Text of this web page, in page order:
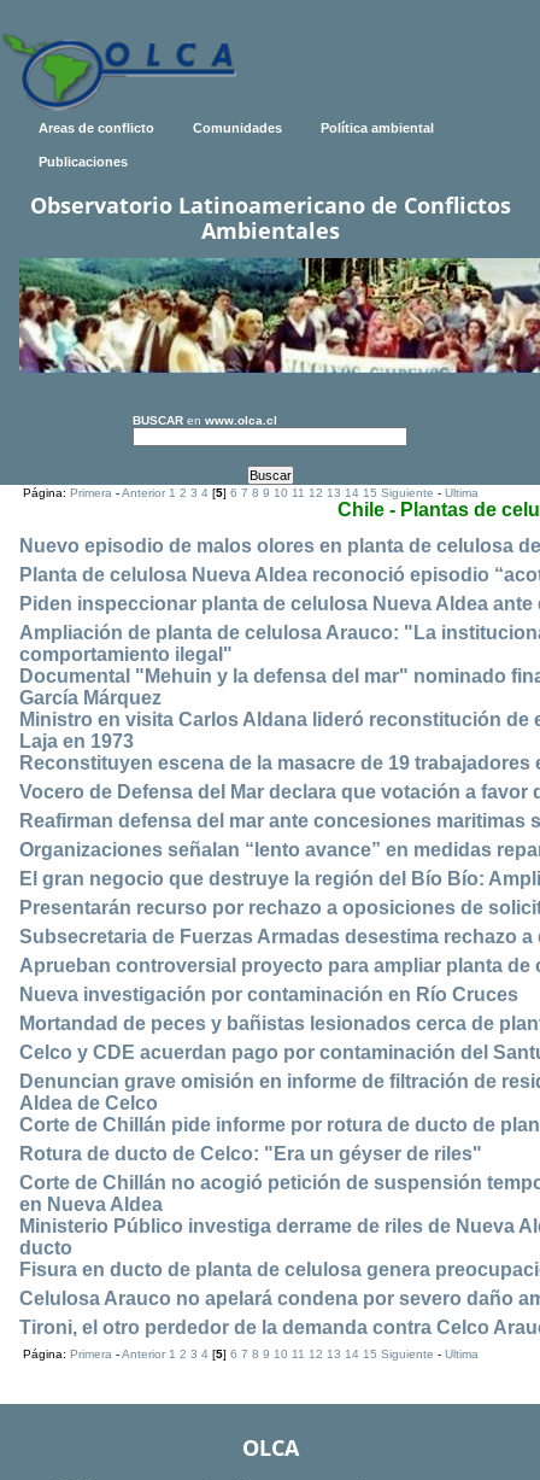
Areas de conflicto Comunidades Política ambiental
Publicaciones
Observatorio Latinoamericano de Conflictos
Ambientales
BUSCAR en www.olca.cl
Página:Primera -Anterior 1 2 3 4 [5]6 7 8 9 10 11 12 13 14 15 Siguiente -Ultima
Chile - Plantas de
Nuevo episodio de malos olores en planta de celulosa
Planta de celulosa Nueva Aldea reconoció episodio
Piden inspeccionar planta de celulosa Nueva Aldea
Ampliación de planta de celulosa Arauco: "La
comportamiento ilegal"
Documental "Mehuin y la defensa del mar" nominado
García Márquez
Ministro en visita Carlos Aldana lideró reconstitución de
Laja en 1973
Reconstituyen escena de la masacre de 19 trabajadores
Vocero de Defensa del Mar declara que votación a
Reafirman defensa del mar ante concesiones maritimas
Organizaciones señalan “lento avance” en medidas
El gran negocio que destruye la región del Bío Bío:
Presentarán recurso por rechazo a oposiciones de
Subsecretaria de Fuerzas Armadas desestima rechazo
Aprueban controversial proyecto para ampliar planta
Nueva investigación por contaminación en Río Cruces
Mortandad de peces y bañistas lesionados cerca de
Celco y CDE acuerdan pago por contaminación del
Denuncian grave omisión en informe de filtración de
Aldea de Celco
Corte de Chillán pide informe por rotura de ducto de
Rotura de ducto de Celco: "Era un géyser de riles"
Corte de Chillán no acogió petición de suspensión
en Nueva Aldea
Ministerio Público investiga derrame de riles de Nueva
ducto
Fisura en ducto de planta de celulosa genera
Celulosa Arauco no apelará condena por severo daño
Tironi, el otro perdedor de la demanda contra Celco
Página:Primera -Anterior 1 2 3 4 [5]6 7 8 9 10 11 12 13 14 15 Siguiente -Ultima
OLCA